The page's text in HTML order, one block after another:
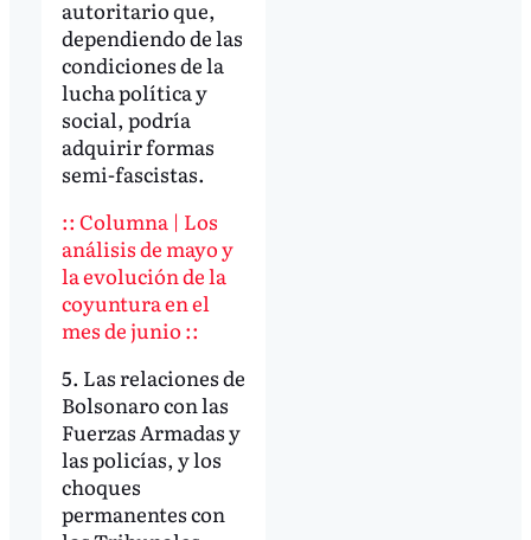
autoritario que,
dependiendo de las
condiciones de la
lucha política y
social, podría
adquirir formas
semi-fascistas.
:: Columna | Los
análisis de mayo y
la evolución de la
coyuntura en el
mes de junio ::
5. Las relaciones de
Bolsonaro con las
Fuerzas Armadas y
las policías, y los
choques
permanentes con